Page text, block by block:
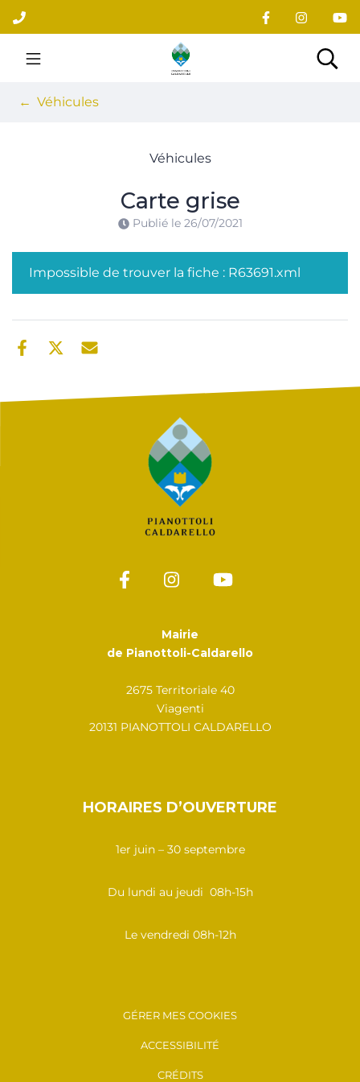
Aller
au
contenu
Site officiel du village
Véhicules
Véhicules
Carte grise
Publié le 26/07/2021
Impossible de trouver la fiche : R63691.xml
Mairie
de Pianottoli-Caldarello
2675 Territoriale 40
Viagenti
20131 PIANOTTOLI CALDARELLO
HORAIRES D’OUVERTURE
1er juin – 30 septembre
Du lundi au jeudi 08h-15h
Le vendredi 08h-12h
GÉRER MES COOKIES
ACCESSIBILITÉ
CRÉDITS